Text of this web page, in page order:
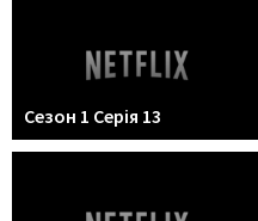
Сезон 1 Серія 13